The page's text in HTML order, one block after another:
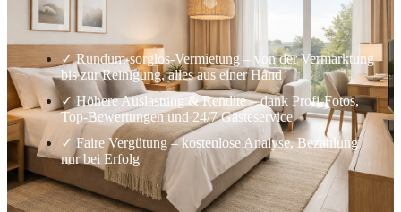
✓ Rundum-sorglos-Vermietung – von der Vermarktung
bis zur Reinigung, alles aus einer Hand
✓ Höhere Auslastung & Rendite – dank Profi-Fotos,
Top-Bewertungen und 24/7 Gästeservice
✓ Faire Vergütung – kostenlose Analyse, Bezahlung
nur bei Erfolg